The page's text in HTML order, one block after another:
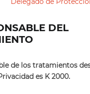
DEL
de los tratamientos
es K 2000.